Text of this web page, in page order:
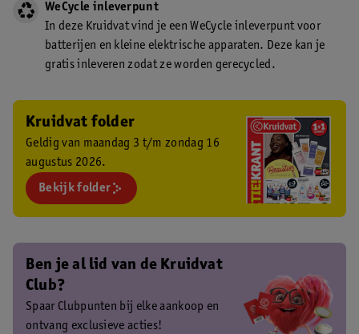
WeCycle inleverpunt
In deze Kruidvat vind je een WeCycle inleverpunt voor
batterijen en kleine elektrische apparaten. Deze kan je
gratis inleveren zodat ze worden gerecycled.
Kruidvat folder
Geldig van maandag 3 t/m zondag 16
augustus 2026.
Bekijk folder
Ben je al lid van de Kruidvat
Club?
Spaar Clubpunten bij elke aankoop en
ontvang exclusieve acties!